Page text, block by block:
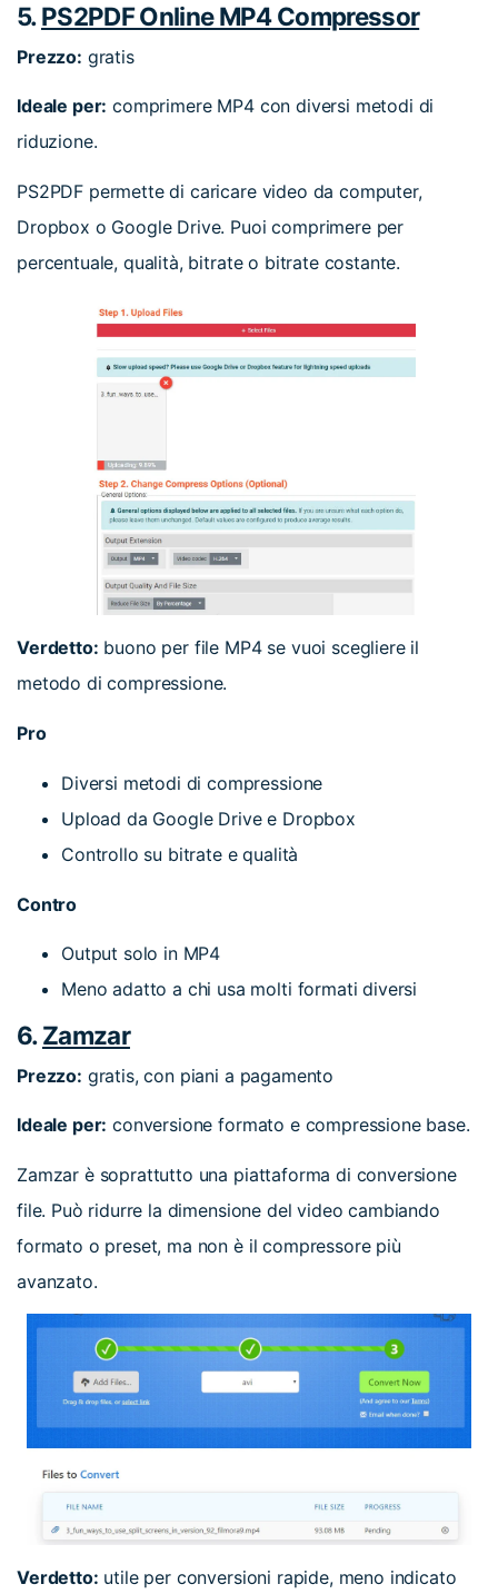
5.PS2PDF Online MP4 Compressor
Prezzo: gratis
Ideale per: comprimere MP4 con diversi metodi di
riduzione.
PS2PDF permette di caricare video da computer,
Dropbox o Google Drive. Puoi comprimere per
percentuale, qualità, bitrate o bitrate costante.
Verdetto: buono per file MP4 se vuoi scegliere il
metodo di compressione.
Pro
Diversi metodi di compressione
Upload da Google Drive e Dropbox
Controllo su bitrate e qualità
Contro
Output solo in MP4
Meno adatto a chi usa molti formati diversi
6.Zamzar
Prezzo: gratis, con piani a pagamento
Ideale per: conversione formato e compressione base.
Zamzar è soprattutto una piattaforma di conversione
file. Può ridurre la dimensione del video cambiando
formato o preset, ma non è il compressore più
avanzato.
Verdetto: utile per conversioni rapide, meno indicato